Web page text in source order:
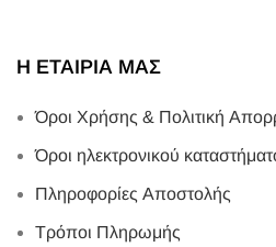
Η ΕΤΑΙΡΙΑ ΜΑΣ
Όροι Χρήσης & Πολιτική
Όροι ηλεκτρονικού
Πληροφορίες Αποστολής
Τρόποι Πληρωμής